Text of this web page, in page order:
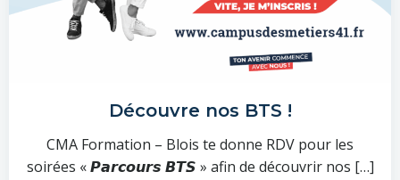
Découvre nos BTS !
CMA Formation – Blois te donne RDV pour les
soirées « 𝙋𝙖𝙧𝙘𝙤𝙪𝙧𝙨 𝘽𝙏𝙎 » afin de découvrir nos […]